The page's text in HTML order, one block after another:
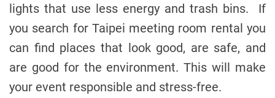
lights that use less energy and trash bins. If
you search for Taipei meeting room rental you
can find places that look good, are safe, and
are good for the environment. This will make
your event responsible and stress-free.